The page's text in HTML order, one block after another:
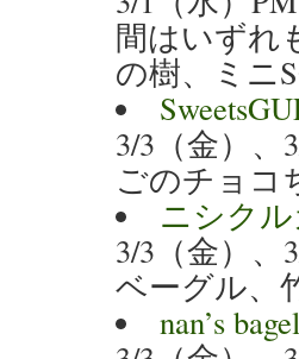
間はいずれ
の樹、ミニ
3/3（金）、
ごのチョコ
ニシク
3/3（金）、
ベーグル、
nan’s